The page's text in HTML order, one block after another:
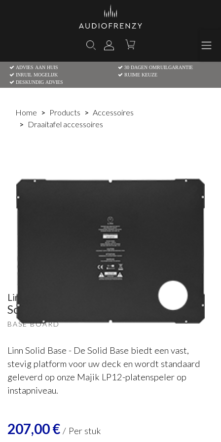
ADVIES AAN HUIS
30 DAGEN OMRUILGARANTIE
INRUIL MOGELIJK
RUIME KEUZE
DESKUNDIG ADVIES
Home Products
Accessoires
Draaitafel accessoires
Linn
Solid Base - aluminium
BASE BOARD
Linn Solid Base - De Solid Base biedt een vast,
stevig platform voor uw deck en wordt standaard
geleverd op onze Majik LP12-platenspeler op
instapniveau.
207,00€ / Per stuk